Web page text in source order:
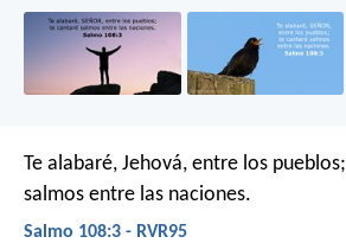
Te alabaré, Jehová, entre los pueblos;
salmos entre las naciones.
Salmo 108:3 - RVR95